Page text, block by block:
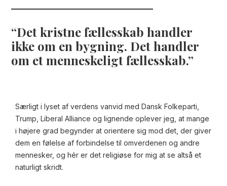
Det kristne fællesskab handler
ikke om en bygning. Det handler
om et menneskeligt fællesskab.
Særligt i lyset af verdens vanvid med Dansk Folkeparti,
Trump, Liberal Alliance og lignende oplever jeg, at mange
i højere grad begynder at orientere sig mod det, der giver
dem en følelse af forbindelse til omverdenen og andre
mennesker, og hér er det religiøse for mig at se altså et
naturligt skridt.